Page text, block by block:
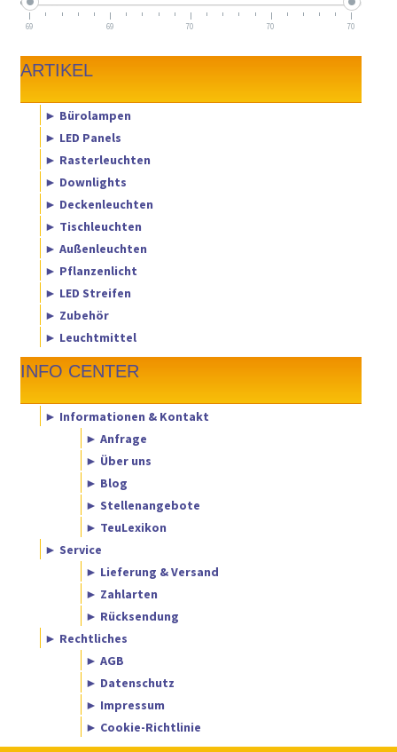
69 69 70 70 70
ARTIKEL
► Bürolampen
► LED Panels
► Rasterleuchten
► Downlights
► Deckenleuchten
► Tischleuchten
► Außenleuchten
► Pflanzenlicht
► LED Streifen
► Zubehör
► Leuchtmittel
INFO CENTER
► Informationen & Kontakt
► Anfrage
► Über uns
► Blog
► Stellenangebote
► TeuLexikon
► Service
► Lieferung & Versand
► Zahlarten
► Rücksendung
► Rechtliches
► AGB
► Datenschutz
► Impressum
► Cookie-Richtlinie